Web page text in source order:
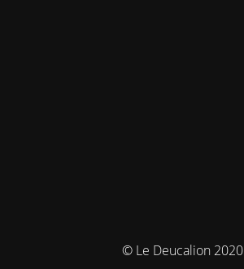
© Le Deucalion 2020